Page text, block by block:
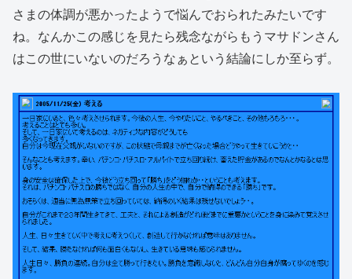
さまの体調が悪かったようで悩んでおられたみたいです
ね。なんかこの感じを見たら残念ながらもうマサドンさん
はこの世にいないのだろうなぁという結論にしか至らず。